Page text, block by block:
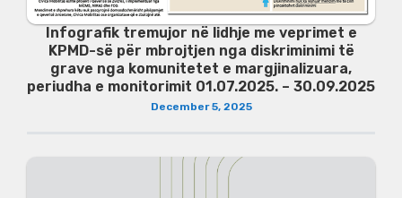
Infografik tremujor në lidhje me veprimet e
KPMD-së për mbrojtjen nga diskriminimi të
grave nga komunitetet e margjinalizuara,
periudha e monitorimit 01.07.2025. – 30.09.2025
December 5, 2025